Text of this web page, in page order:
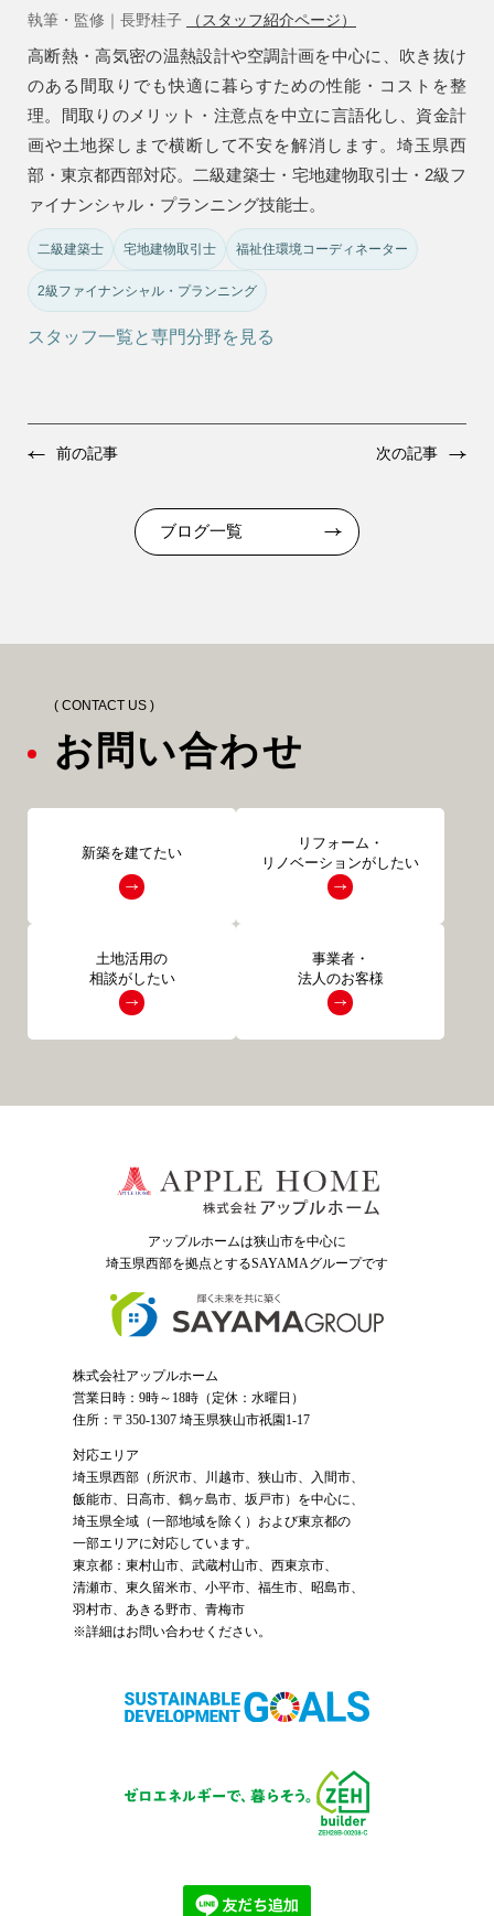
執筆・監修｜長野桂子 （スタッフ紹介ページ）
高断熱・高気密の温熱設計や空調計画を中心に、吹き抜け
のある間取りでも快適に暮らすための性能・コストを整
理。間取りのメリット・注意点を中立に言語化し、資金計
画や土地探しまで横断して不安を解消します。埼玉県西
部・東京都西部対応。二級建築士・宅地建物取引士・2級フ
ァイナンシャル・プランニング技能士。
二級建築士 宅地建物取引士 福祉住環境コーディネーター
2級ファイナンシャル・プランニング
スタッフ一覧と専門分野を見る
前の記事 次の記事
ブログ一覧
( CONTACT US )
お問い合わせ
新築を建てたい
リフォーム・
リノベーションがしたい
土地活用の
相談がしたい
事業者・
法人のお客様
アップルホームは狭山市を中心に
埼玉県西部を拠点とするSAYAMAグループです
株式会社アップルホーム
営業日時：9時～18時（定休：水曜日）
住所：〒350-1307 埼玉県狭山市祇園1-17
対応エリア
埼玉県西部（ 所沢市、 川越市、狭山市、入間市、
飯能市、日高市、鶴ヶ島市、坂戸市）を中心に、
埼玉県全域（一部地域を除く）および東京都の
一部エリアに対応しています。
東京都：東村山市、武蔵村山市、西東京市、
清瀬市、東久留米市、小平市、福生市、昭島市、
羽村市、あきる野市、青梅市
※詳細はお問い合わせください。